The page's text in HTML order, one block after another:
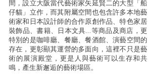
間，設立大阪當代藝術家矢延賢二的大型「船
仔貓」立作，而其附屬空間也包含許多本地藝
術家和日本設計師的合作原創作品、特色家居
裝飾品、書籍、日本文具...等商品及商店，更
特別的是咖啡廳、餐廳、餐酒館、演藝空間的
存在，更彰顯其運營的多面向，這裡不只是藝
術的展演殿堂，更是人與藝術可以生存和共
鳴，產生新邂逅的藝術場區。